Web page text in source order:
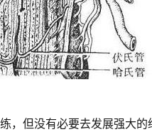
但没有必要去发展强大